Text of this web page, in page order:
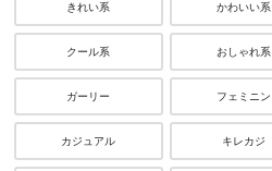
きれい系 かわいい系
クール系 おしゃれ系
ガーリー フェミニン
カジュアル キレカジ